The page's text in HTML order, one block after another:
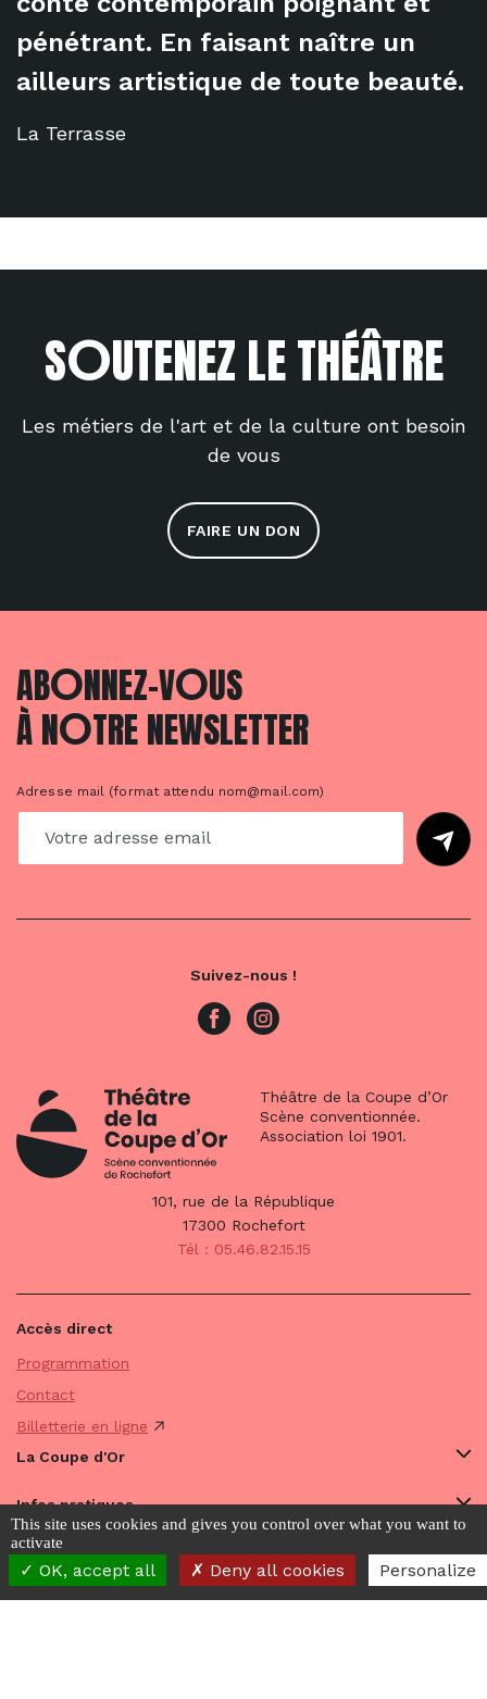
pénétrant. En faisant naître un
ailleurs artistique de toute beauté.
La Terrasse
SOUTENEZ LE THÉÂTRE
Les métiers de l'art et de la culture ont besoin
de vous
FAIRE UN DON
ABONNEZ-VOUS
À NOTRE NEWSLETTER
Adresse mail (format attendu nom@mail.com)
Théâtre de la Coupe d’Or
Scène conventionnée.
Association loi 1901.
101, rue de la République
17300 Rochefort
Tél : 05.46.82.15.15
Accès direct
Programmation
Contact
Billetterie en ligne
La Coupe d'Or
Infos pratiques
Avec vous
Suivez-nous !
This site uses cookies and gives you control over what you want to
activate
OK, accept all Deny all cookies Personalize